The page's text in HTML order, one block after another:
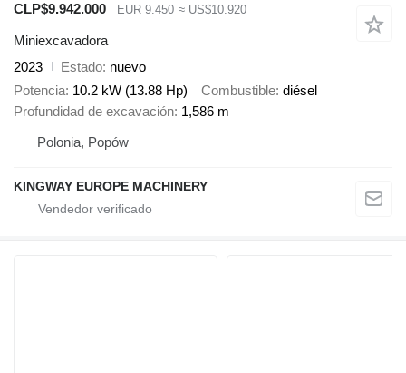
CLP$9.942.000
EUR 9.450 ≈ US$10.920
Miniexcavadora
2023
Estado nuevo
Potencia 10.2 kW (13.88 Hp) Combustible diésel
Profundidad de excavación 1,586 m
Polonia, Popów
KINGWAY EUROPE MACHINERY